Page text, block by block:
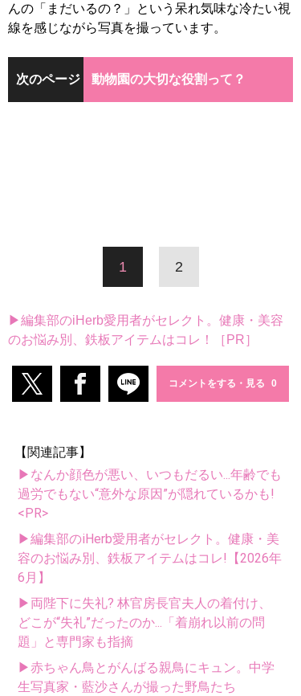
んの「まだいるの？」という呆れ気味な冷たい視
線を感じながら写真を撮っています。
次のページ 動物園の大切な役割って？
1 2
▶編集部のiHerb愛用者がセレクト。健康・美容
のお悩み別、鉄板アイテムはコレ！［PR］
コメントをする・見る
【関連記事】
▶なんか顔色が悪い、いつもだるい...年齢でも
過労でもない“意外な原因”が隠れているかも!
<PR>
▶編集部のiHerb愛用者がセレクト。健康・美
容のお悩み別、鉄板アイテムはコレ!【2026年
6月】
▶両陛下に失礼? 林官房長官夫人の着付け、
どこが“失礼”だったのか...「着崩れ以前の問
題」と専門家も指摘
▶赤ちゃん鳥とがんばる親鳥にキュン。中学
生写真家・藍沙さんが撮った野鳥たち